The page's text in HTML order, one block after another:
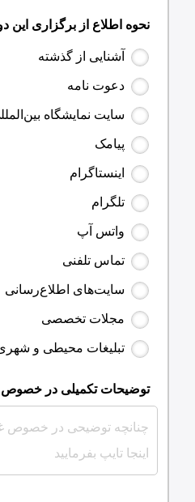
آشنایی از گذشته
دعوت‌ نامه
سایت نمایشگاه
پیامک
اینستاگرام
تلگرام
واتس‌ آپ
تماس تلفنی
سایت‌های اطلاع‌رسانی
مجلات تخصصی
تبلیغات محیطی و
نحوه اطلاع از برگزاری این
توضیحات تکمیلی در خصوص